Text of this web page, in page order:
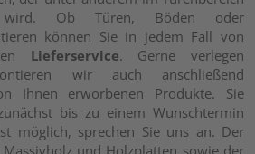
wird. Ob Türen, Böden oder
können Sie in jedem Fall von
Lieferservice. Gerne verlegen
wir auch anschließend
Ihnen erworbenen Produkte. Sie
bis zu einem Wunschtermin
möglich, sprechen Sie uns an. Der
und Holzplatten sowie der